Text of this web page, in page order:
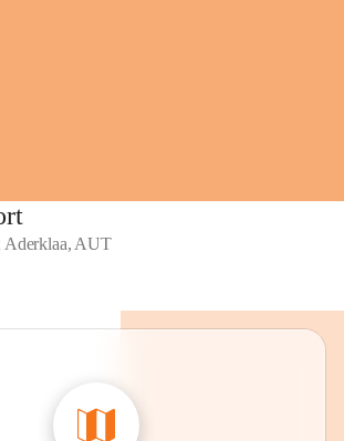
Aderklaa, AUT